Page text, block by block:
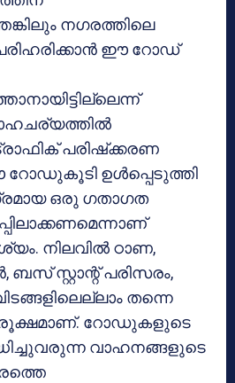
നഗരത്തിലെ
ഈ റോഡ്
പരിഷ്‌ക്കരണ
ഈ റോഡുകൂടി ഉള്‍പ്പെടുത്തി
ഒരു ഗതാഗത
നിലവില്‍ ഠാണ,
സ്റ്റാന്റ് പരിസരം,
തന്നെ
റോഡുകളുടെ
വാഹനങ്ങളുടെ